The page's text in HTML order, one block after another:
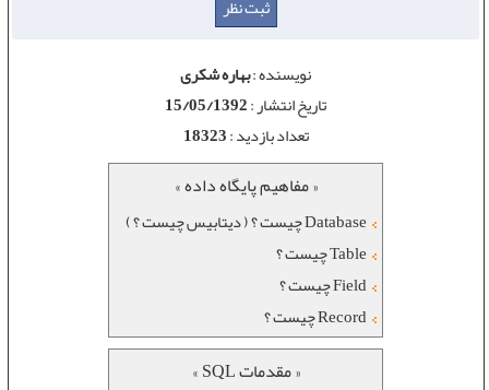
نویسنده :بهاره شکری
تاریخ انتشار :15/05/1392
تعداد بازدید :18323
« مفاهیم پایگاه داده »
Database چیست ؟ ( دیتابیس چیست ؟ )
Table چیست ؟
Field چیست ؟
Record چیست ؟
« مقدمات SQL »